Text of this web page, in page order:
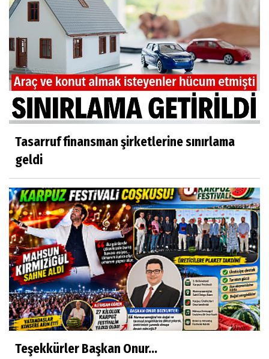
Tasarruf finansman şirketlerine sınırlama
geldi
Teşekkürler Başkan Onur...